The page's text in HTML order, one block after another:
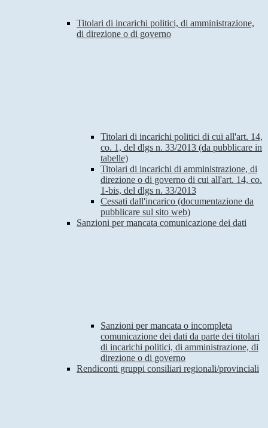
Titolari di incarichi politici, di amministrazione,
di direzione o di governo
Titolari di incarichi politici di cui all'art. 14,
co. 1, del dlgs n. 33/2013 (da pubblicare in
tabelle)
Titolari di incarichi di amministrazione, di
direzione o di governo di cui all'art. 14, co.
1-bis, del dlgs n. 33/2013
Cessati dall'incarico (documentazione da
pubblicare sul sito web)
Sanzioni per mancata comunicazione dei dati
Sanzioni per mancata o incompleta
comunicazione dei dati da parte dei titolari
di incarichi politici, di amministrazione, di
direzione o di governo
Rendiconti gruppi consiliari regionali/provinciali